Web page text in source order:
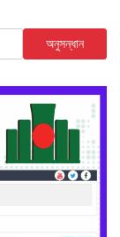
অনুসন্ধান